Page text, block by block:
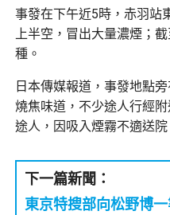
事發在下午近5時，赤羽站
上半空，冒出大量濃煙；
種。
日本傳媒報道，事發地點
燒焦味道，不少途人行經
途人，因吸入煙霧不適送院
下一篇新聞：
東京特搜部向松野博